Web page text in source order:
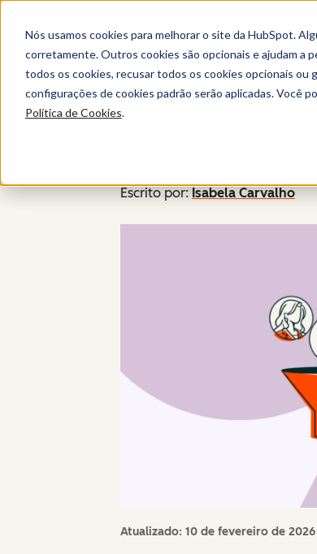
Nós usamos cookies para melhorar o site da HubSpot.
corretamente. Outros cookies são opcionais e ajudam a
todos os cookies, recusar todos os cookies opcionais ou
configurações de cookies padrão serão aplicadas. Você
Política de Cookies.
Como
jornada do
Escrito por: Isabela Carvalho
Atualizado: 10 de fevereiro de 2026